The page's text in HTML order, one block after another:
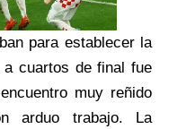
para establecer la
cuartos de final fue
muy reñido
arduo trabajo. La